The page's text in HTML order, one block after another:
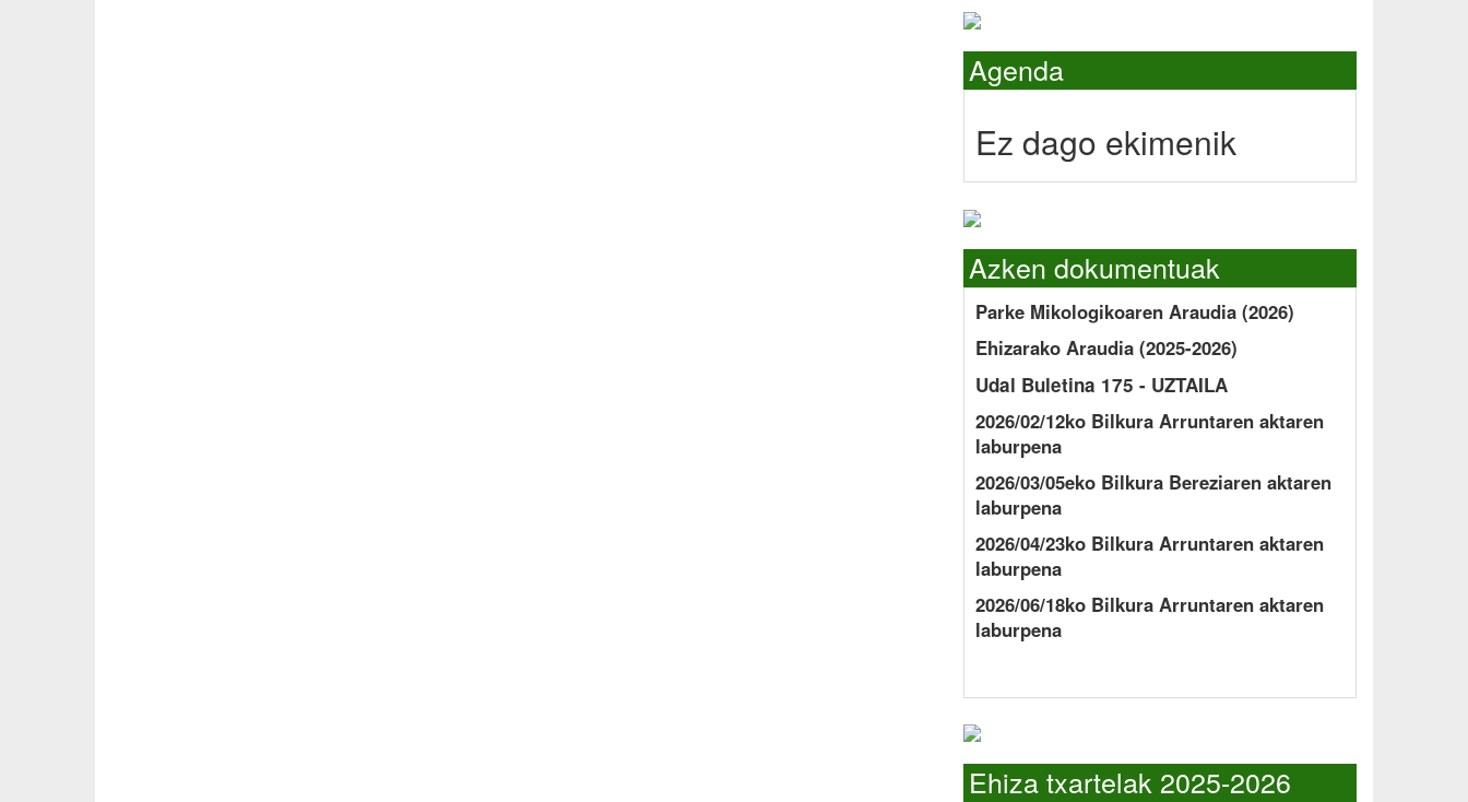
Agenda
Ez dago ekimenik
Azken dokumentuak
Parke Mikologikoaren Araudia (2026)
Ehizarako Araudia (2025-2026)
Udal Buletina 175 - UZTAILA
2026/02/12ko Bilkura Arruntaren aktaren
laburpena
2026/03/05eko Bilkura Bereziaren aktaren
laburpena
2026/04/23ko Bilkura Arruntaren aktaren
laburpena
2026/06/18ko Bilkura Arruntaren aktaren
laburpena
Ehiza txartelak 2025-2026